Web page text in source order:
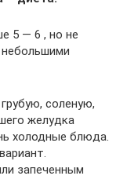
5 — 6 , но не
соленую,
желудка
холодные блюда.
запеченным